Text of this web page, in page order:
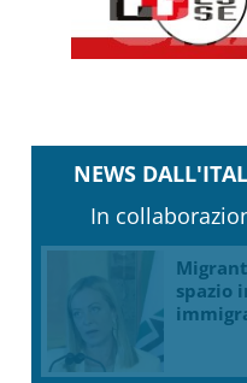
NEWS
In
spazio